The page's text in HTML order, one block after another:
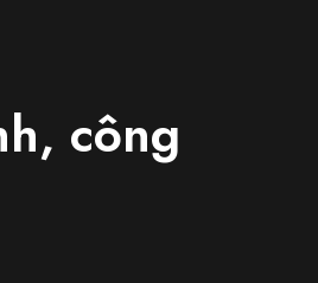
công